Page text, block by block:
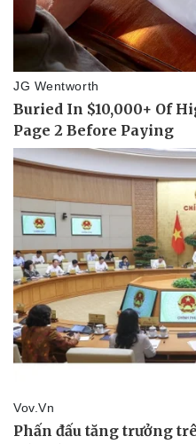
Vụ án
Tin nóng
Tư vấn luật